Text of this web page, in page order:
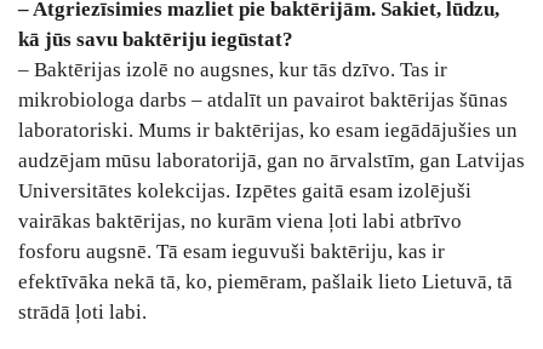
– Atgriezīsimies mazliet pie baktērijām. Sakiet, lūdzu,
kā jūs savu baktēriju iegūstat?
– Baktērijas izolē no augsnes, kur tās dzīvo. Tas ir
mikrobiologa darbs – atdalīt un pavairot baktērijas šūnas
laboratoriski. Mums ir baktērijas, ko esam iegādājušies un
audzējam mūsu laboratorijā, gan no ārvalstīm, gan Latvijas
Universitātes kolekcijas. Izpētes gaitā esam izolējuši
vairākas baktērijas, no kurām viena ļoti labi atbrīvo
fosforu augsnē. Tā esam ieguvuši baktēriju, kas ir
efektīvāka nekā tā, ko, piemēram, pašlaik lieto Lietuvā, tā
strādā ļoti labi.